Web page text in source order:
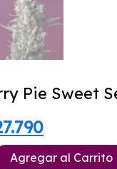
Pie Sweet
El
precio
Agregar al Carrito